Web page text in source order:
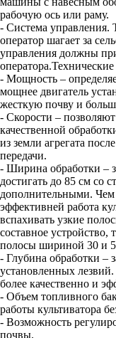
рабочую ось или раму.
- Система управления.
оператор шагает за
управления должны
- Мощность –
мощнее двигатель
жесткую почву и
- Скорости –
качественной
из земли агрегата
передачи.
- Ширина обработки –
достигать до 85 см со
дополнительными.
эффективней работа
вспахивать узкие
составное устройство,
полосы шириной 30 и
- Глубина обработки –
установленных
более качественно и
- Объем топливного
работы культиватора
- Возможность
почвы.